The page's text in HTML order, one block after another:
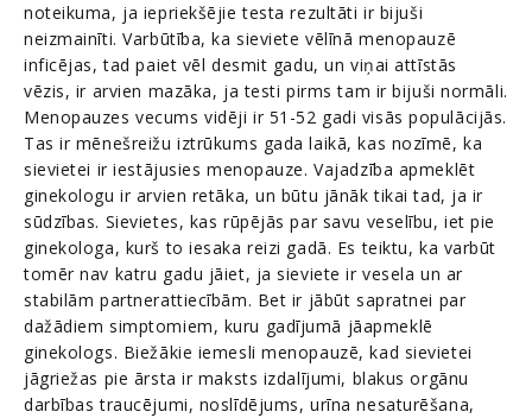
noteikuma, ja iepriekšējie testa rezultāti ir bijuši
neizmainīti. Varbūtība, ka sieviete vēlīnā menopauzē
inficējas, tad paiet vēl desmit gadu, un viņai attīstās
vēzis, ir arvien mazāka, ja testi pirms tam ir bijuši normāli.
Menopauzes vecums vidēji ir 51-52 gadi visās populācijās.
Tas ir mēnešreižu iztrūkums gada laikā, kas nozīmē, ka
sievietei ir iestājusies menopauze. Vajadzība apmeklēt
ginekologu ir arvien retāka, un būtu jānāk tikai tad, ja ir
sūdzības. Sievietes, kas rūpējās par savu veselību, iet pie
ginekologa, kurš to iesaka reizi gadā. Es teiktu, ka varbūt
tomēr nav katru gadu jāiet, ja sieviete ir vesela un ar
stabilām partnerattiecībām. Bet ir jābūt sapratnei par
dažādiem simptomiem, kuru gadījumā jāapmeklē
ginekologs. Biežākie iemesli menopauzē, kad sievietei
jāgriežas pie ārsta ir maksts izdalījumi, blakus orgānu
darbības traucējumi, noslīdējums, urīna nesaturēšana,